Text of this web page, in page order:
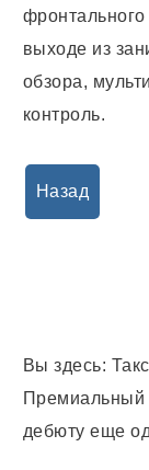
выходе из
обзора,
контроль.
Назад
Вы здесь:
Премиальный
дебюту еще